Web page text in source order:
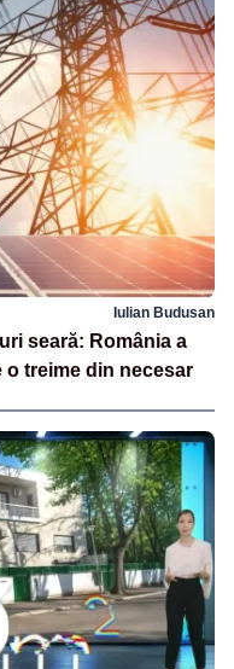
Iulian Budusan
seară: România a
treime din necesar